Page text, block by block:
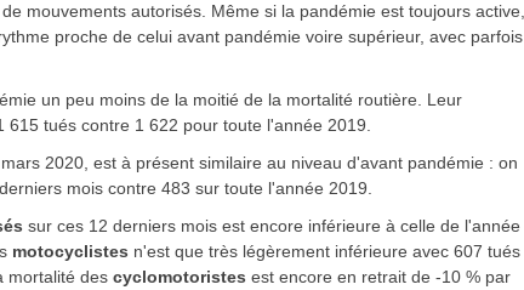
mouvements autorisés. Même si la pandémie est toujours active,
proche de celui avant pandémie voire supérieur, avec parfois
un peu moins de la moitié de la mortalité routière. Leur
tués contre 1 622 pour toute l'année 2019.
mars 2020, est à présent similaire au niveau d'avant pandémie : on
mois contre 483 sur toute l'année 2019.
sur ces 12 derniers mois est encore inférieure à celle de l'année
motocyclistes n'est que très légèrement inférieure avec 607 tués
mortalité des cyclomotoristes est encore en retrait de -10 % par